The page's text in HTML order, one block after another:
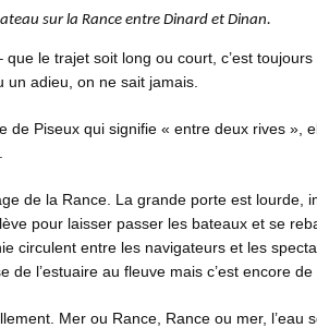
sur la Rance entre Dinard et Dinan.
que le trajet soit long ou court, c’est
un adieu, on ne sait jamais.
de Piseux qui signifie « entre deux rives »,
de la Rance. La grande porte est lourde,
pour laisser passer les bateaux et se
circulent entre les navigateurs et les
de l’estuaire au fleuve mais c’est encore de
Mer ou Rance, Rance ou mer, l’eau